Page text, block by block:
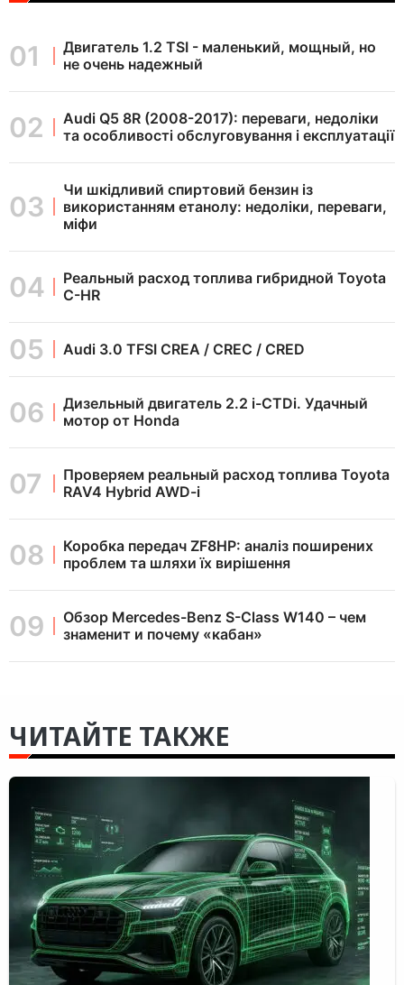
Двигатель 1.2 TSI - маленький, мощный, но
не очень надежный
Audi Q5 8R (2008-2017): переваги, недоліки
та особливості обслуговування і експлуатації
Чи шкідливий спиртовий бензин із
використанням етанолу: недоліки, переваги,
міфи
Реальный расход топлива гибридной Toyota
C-HR
Audi 3.0 TFSI CREA / CREC / CRED
Дизельный двигатель 2.2 i-CTDi. Удачный
мотор от Honda
Проверяем реальный расход топлива Toyota
RAV4 Hybrid AWD-i
Коробка передач ZF8HP: аналіз поширених
проблем та шляхи їх вирішення
Обзор Mercedes-Benz S-Class W140 – чем
знаменит и почему «кабан»
ЧИТАЙТЕ ТАКЖЕ